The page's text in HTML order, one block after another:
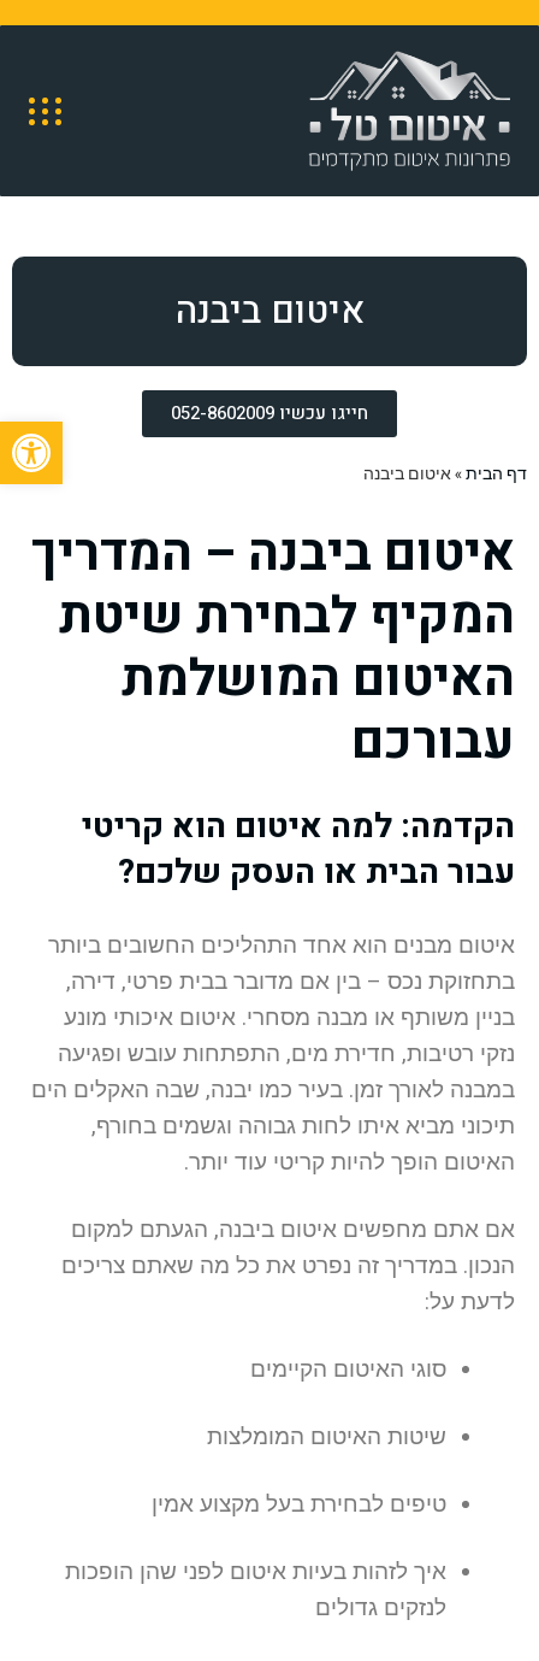
איטום ביבנה
חייגו עכשיו 052-8602009
דף הבית»איטום ביבנה
איטום ביבנה – המדריך
המקיף לבחירת שיטת
האיטום המושלמת
עבורכם
הקדמה: למה איטום הוא קריטי
עבור הבית או העסק שלכם?
איטום מבנים הוא אחד התהליכים החשובים ביותר
בתחזוקת נכס – בין אם מדובר בבית פרטי, דירה,
בניין משותף או מבנה מסחרי. איטום איכותי מונע
נזקי רטיבות, חדירת מים, התפתחות עובש ופגיעה
במבנה לאורך זמן. בעיר כמו יבנה, שבה האקלים הים
תיכוני מביא איתו לחות גבוהה וגשמים בחורף,
האיטום הופך להיות קריטי עוד יותר.
אם אתם מחפשים איטום ביבנה, הגעתם למקום
הנכון. במדריך זה נפרט את כל מה שאתם צריכים
לדעת על:
סוגי האיטום הקיימים
שיטות האיטום המומלצות
טיפים לבחירת בעל מקצוע אמין
איך לזהות בעיות איטום לפני שהן הופכות
לנזקים גדולים